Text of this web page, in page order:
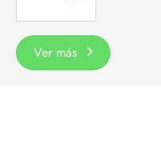
Ver más